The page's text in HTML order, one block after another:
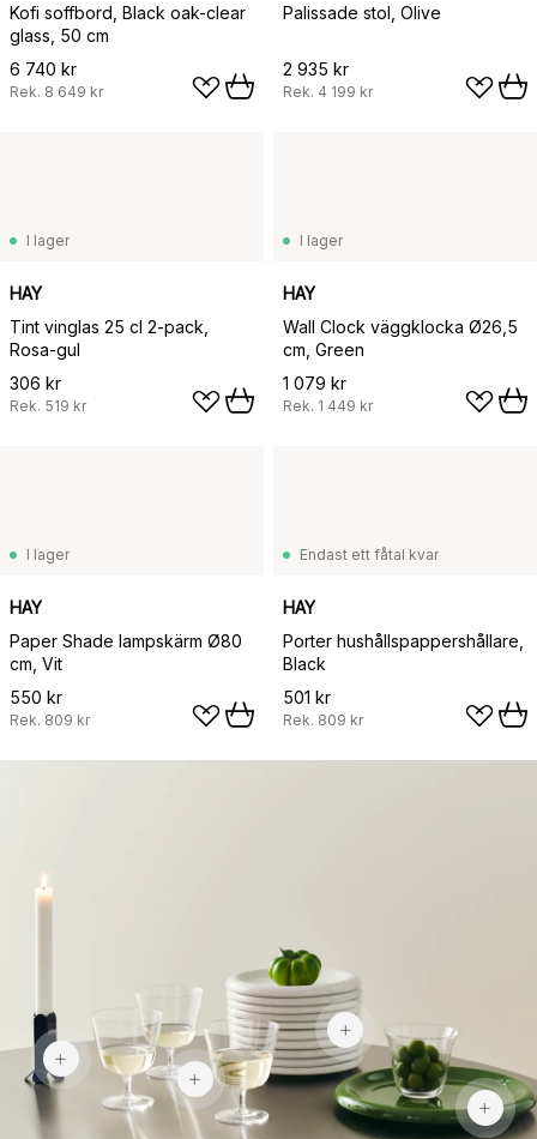
Kofi soffbord, Black oak-clear
glass, 50 cm
6 740 kr
Rek. 8 649 kr
Palissade stol, Olive
2 935 kr
Rek. 4 199 kr
I lager
HAY
Tint vinglas 25 cl 2-pack,
Rosa-gul
306 kr
Rek. 519 kr
I lager
HAY
Wall Clock väggklocka Ø26,5
cm, Green
1 079 kr
Rek. 1 449 kr
I lager
HAY
Paper Shade lampskärm Ø80
cm, Vit
550 kr
Rek. 809 kr
Endast ett fåtal kvar
HAY
Porter hushållspappershållare,
Black
501 kr
Rek. 809 kr
220 kr